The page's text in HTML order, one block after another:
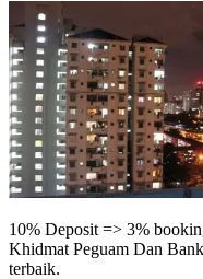
10% Deposit => 3%
Khidmat Peguam Dan
terbaik.